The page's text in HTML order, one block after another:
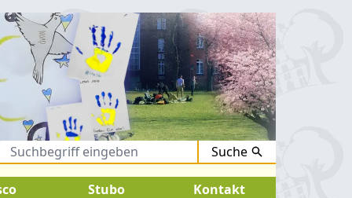
Suche
2026: SOMMERFERIEN !
Stubo Kontakt